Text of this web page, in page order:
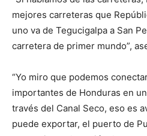
mejores carreteras que
uno va de Tegucigalpa a San
carretera de primer mundo”,
“Yo miro que podemos
importantes de Honduras en
través del Canal Seco, eso es
puede exportar, el puerto de